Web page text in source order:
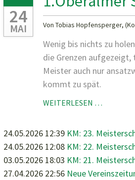
24
MAI Von Tobias Hopfensperger,
Wenig bis nichts zu
die Grenzen
Meister auch nur
kommt zu spät.
WEITERLESEN …
GEGEN
SV
24.05.2026 12:39 KM: 23.
24.05.2026 12:08 KM: 22.
03.05.2026 18:03 KM: 21.
27.04.2026 22:56 Neue